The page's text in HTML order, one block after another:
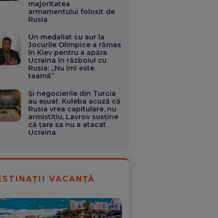
majoritatea
armamentului folosit de
Rusia
Un medaliat cu aur la
Jocurile Olimpice a rămas
în Kiev pentru a apăra
Ucraina în războiul cu
Rusia: „Nu îmi este
teamă”
Și negocierile din Turcia
au eșuat: Kuleba acuză că
Rusia vrea capitulare, nu
armistițiu, Lavrov susține
că țara sa nu a atacat
Ucraina
VACANȚĂ